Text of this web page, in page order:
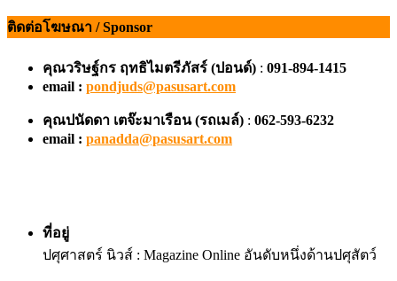
ติดต่อโฆษณา / Sponsor
คุณวริษฐ์กร ฤทธิไมตรีภัสร์ (ปอนด์) : 091-894-1415
email : pondjuds@pasusart.com
คุณปนัดดา เตจ๊ะมาเรือน (รถเมล์) : 062-593-6232
email : panadda@pasusart.com
ที่อยู่
ปศุศาสตร์ นิวส์ : Magazine Online อันดับหนึ่งด้านปศุสัตว์